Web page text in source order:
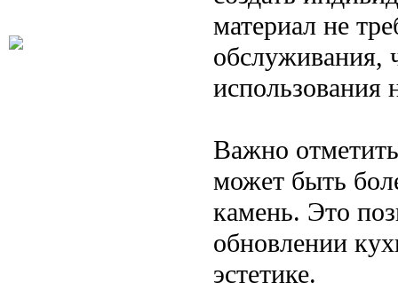
материал не
обслуживания,
использования
Важно
может быть
камень. Это
обновлении
эстетике.